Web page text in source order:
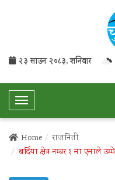
२३ साउन २०८३, शनिवार
T
o
g
Home
राजनिती
बर्दिया क्षेत्र नम्बर १ मा एमाले